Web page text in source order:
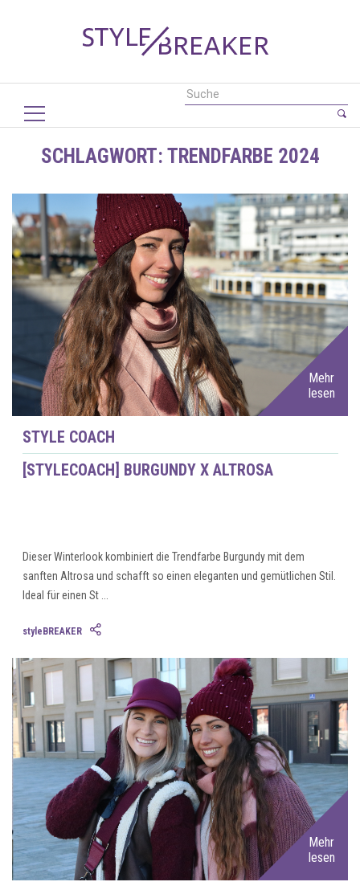
SCHLAGWORT: TRENDFARBE 2024
Mehr
lesen
STYLE COACH
[STYLECOACH] BURGUNDY X ALTROSA
Dieser Winterlook kombiniert die Trendfarbe Burgundy mit dem
sanften Altrosa und schafft so einen eleganten und gemütlichen Stil.
Ideal für einen St ...
styleBREAKER
Mehr
lesen